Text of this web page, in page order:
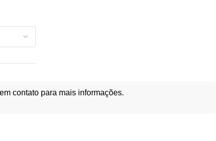
contato para mais informações.